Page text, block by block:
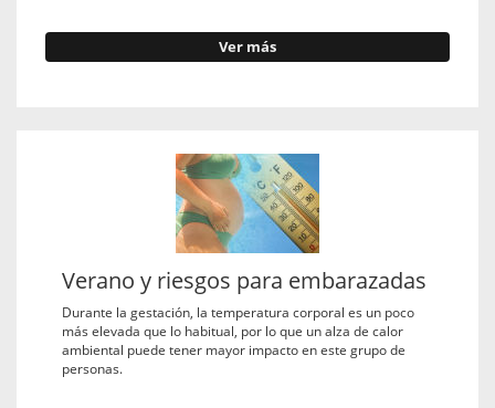
Ver más
Verano y riesgos para embarazadas
Durante la gestación, la temperatura corporal es un poco
más elevada que lo habitual, por lo que un alza de calor
ambiental puede tener mayor impacto en este grupo de
personas.